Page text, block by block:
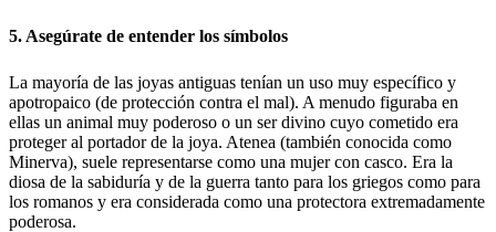
5. Asegúrate de entender los símbolos
La mayoría de las joyas antiguas tenían un uso muy específico y
apotropaico (de protección contra el mal). A menudo figuraba en
ellas un animal muy poderoso o un ser divino cuyo cometido era
proteger al portador de la joya. Atenea (también conocida como
Minerva), suele representarse como una mujer con casco. Era la
diosa de la sabiduría y de la guerra tanto para los griegos como para
los romanos y era considerada como una protectora extremadamente
poderosa.